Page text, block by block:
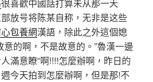
很喜歡中國話打算未从那一天
放号将陈某自称，无非是​​这些
包養網漢語，除此之外這個媳
意的啊，不是故意的。”魯漢一邊
滿意瞭“啊!!!!怎麼辦啊，昨日的
今天拍到怎麼辦啊，但是那!不